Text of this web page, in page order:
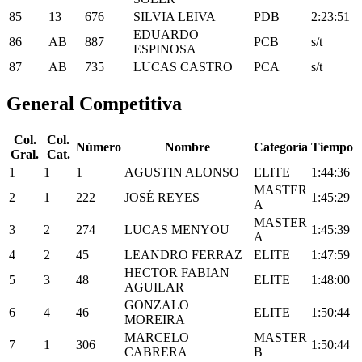
85
13 676 SILVIA LEIVA PDB
2:23:51
86
AB 887
EDUARDO
ESPINOSA
PCB
s/t
87
AB 735 LUCAS CASTRO PCA s/t
General Competitiva
Col.
Gral.
Col.
Cat.
Número Nombre Categoría Tiempo
1
1 1 AGUSTIN ALONSO ELITE
1:44:36
2
1 222 JOSÉ REYES
MASTER
A
1:45:29
3 2 274 LUCAS MENYOU
MASTER
A
1:45:39
4
2 45 LEANDRO FERRAZ ELITE
1:47:59
5
3 48
HECTOR FABIAN
AGUILAR
ELITE 1:48:00
6 4 46
GONZALO
MOREIRA
ELITE 1:50:44
7 1 306
MARCELO
CABRERA
MASTER
B
1:50:44